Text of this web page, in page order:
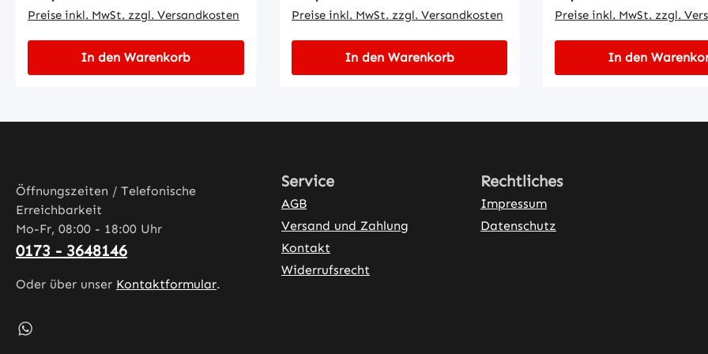
Preise inkl. MwSt. zzgl. Versandkosten
In den Warenkorb
Preise inkl. MwSt. zzgl. Versandkosten
In den Warenkorb
Preise inkl. MwSt. zzgl.
In den
Öffnungszeiten / Telefonische
Erreichbarkeit
Mo-Fr, 08:00 - 18:00 Uhr
0173 - 3648146
Oder über unser Kontaktformular.
Schreib uns auf WhatsApp – öffnet in neuem Tab (externer Link)
Service
AGB
Versand und Zahlung
Kontakt
Widerrufsrecht
Rechtliches
Impressum
Datenschutz